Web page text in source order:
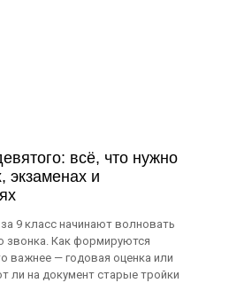
всё, что нужно
экзаменах и
9 класс начинают волновать
звонка. Как формируются
важнее — годовая оценка или
ли на документ старые тройки